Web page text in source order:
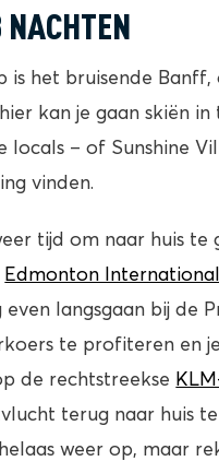
is het bruisende
kan je gaan skiën
locals – of Sunshine
vinden.
tijd om naar huis te
Edmonton
even langsgaan bij
te profiteren en
de rechtstreekse
terug naar huis
weer op, maar